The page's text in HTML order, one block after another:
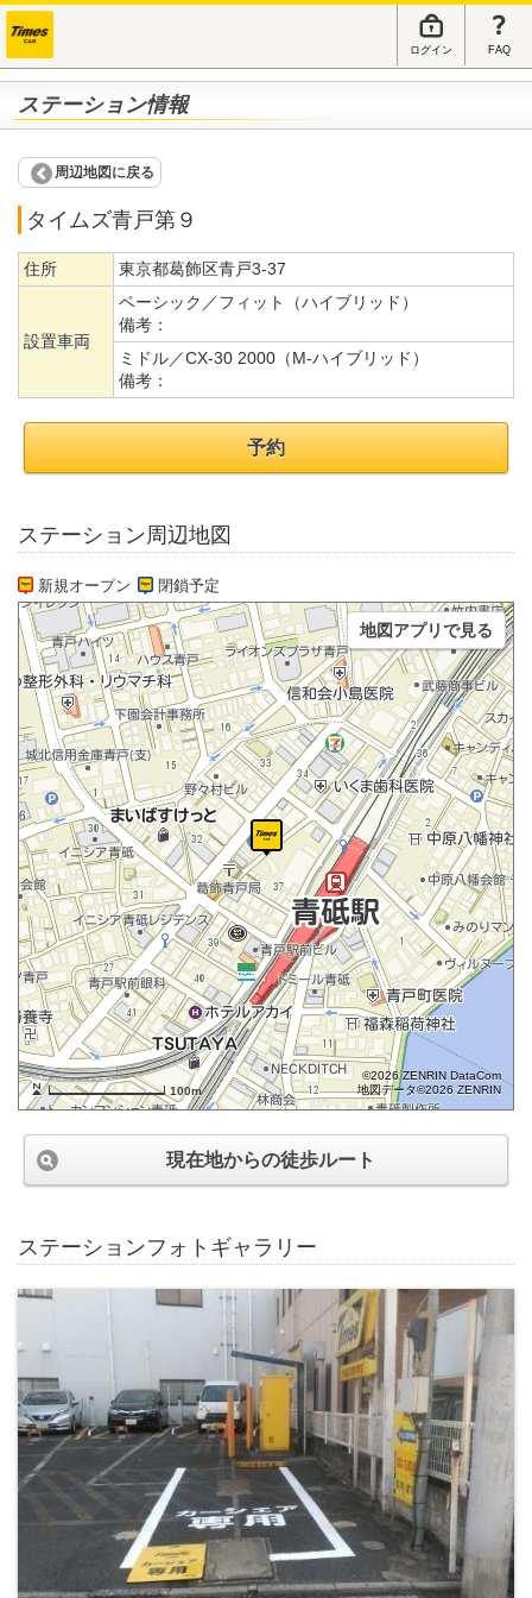
ログイン FAQ
ステーション情報
周辺地図に戻る
タイムズ青戸第９
住所 東京都葛飾区青戸3-37
設置車両
ベーシック／フィット（ハイブリッド）
備考：
ミドル／CX-30 2000（M-ハイブリッド）
備考：
予約
ステーション周辺地図
新規オープン 閉鎖予定
100m
©2026 ZENRIN DataCom
地図データ©2026 ZENRIN
地図アプリで見る
現在地からの徒歩ルート
ステーションフォトギャラリー